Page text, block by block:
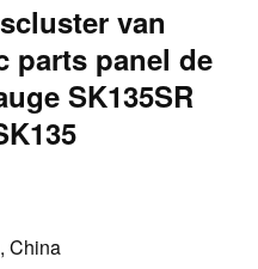
van
parts panel de
SK135SR
China